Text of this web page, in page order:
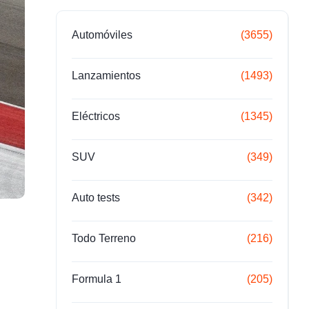
Automóviles (3655)
Lanzamientos (1493)
Eléctricos (1345)
SUV (349)
Auto tests (342)
Todo Terreno (216)
Formula 1 (205)